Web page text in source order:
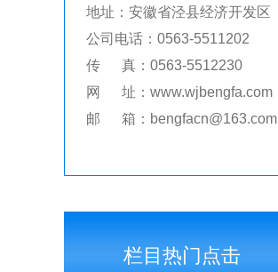
地址：安徽省泾县经济开发区
公司电话：0563-5511202
传 真：0563-5512230
网 址：www.wjbengfa.com
邮 箱：bengfacn@163.com
栏目热门点击